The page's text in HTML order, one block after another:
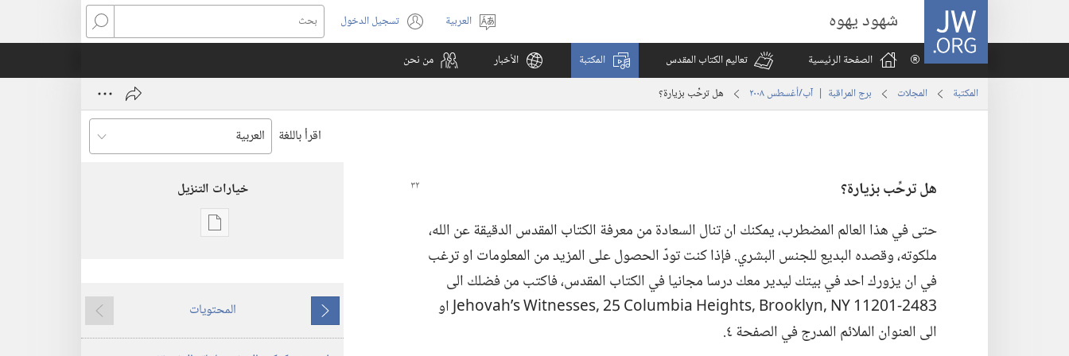
JW.ORG شهود يهوه
اختر
اللغة
العربية تسجيل الدخول
(يفتح
نافذة
بحث
الصفحة الرئيسية
تعاليم الكتاب المقدس المكتبة الأخبار من نحن
المكتبة المجلات برج المراقبة | ‏‎آب/أغسطس‏ ‏‎٢٠٠٨‏ هل ترحِّب بزيارة؟‏
اقرأ باللغة
هل ترحِّب بزيارة؟‏
حتى في هذا العالم المضطرب،‏ يمكنك ان تنال السعادة من معرفة الكتاب المقدس الدقيقة عن الله،‏
ملكوته،‏ وقصده البديع للجنس البشري.‏ فإذا كنت تودّ الحصول على المزيد من المعلومات او ترغب
في ان يزورك احد في بيتك ليدير معك درسا مجانيا في الكتاب المقدس،‏ فاكتب من فضلك الى
‏3‏8‏4‏2‏-‏1‏0‏2‏1‏1‏ ‏Y‏N‏ ‎,‏n‏y‏l‏k‏o‏o‏r‏B‏ ‎,‏s‏t‏h‏g‏i‏e‏H‏ ‏a‏i‏b‏m‏u‏l‏o‏C‏ ‏5‏2‏ ‎,‏s‏e‏s‏s‏e‏n‏t‏i‏W‏ ‏s‏’‏h‏a‏v‏o‏h‏e‏J‏ او
الى العنوان الملائم المدرج في الصفحة ٤.‏
خيارات التنزيل
خيارات
المراقبة
‏‎آب/
ما
يسبق
المحتويات
ما
يلي